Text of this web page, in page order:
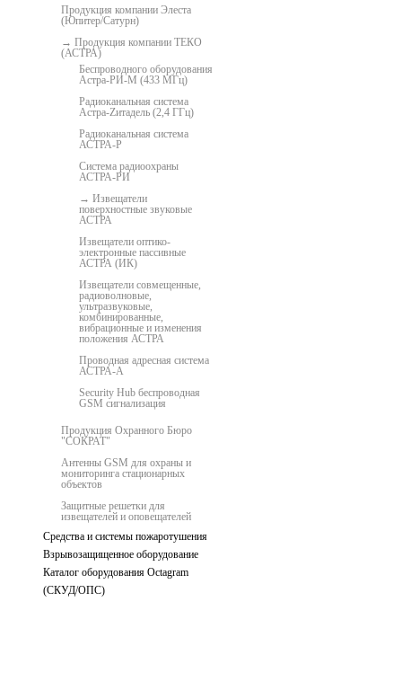
Продукция компании Элеста
(Юпитер/Сатурн)
Продукция компании ТЕКО
(АСТРА)
Беспроводного оборудования
Астра-РИ-М (433 МГц)
Радиоканальная система
Астра-Zитадель (2,4 ГГц)
Радиоканальная система
АСТРА-Р
Система радиоохраны
АСТРА-РИ
Извещатели
поверхностные звуковые
АСТРА
Извещатели оптико-
электронные пассивные
АСТРА (ИК)
Извещатели cовмещенные,
радиоволновые,
ультразвуковые,
комбинированные,
вибрационные и изменения
положения АСТРА
Проводная адресная система
АСТРА-А
Security Hub беспроводная
GSM сигнализация
Продукция Охранного Бюро
"СОКРАТ"
Антенны GSM для охраны и
мониторинга стационарных
объектов
Защитные решетки для
извещателей и оповещателей
Средства и системы пожаротушения
Взрывозащищенное оборудование
Каталог оборудования Octagram
(СКУД/ОПС)